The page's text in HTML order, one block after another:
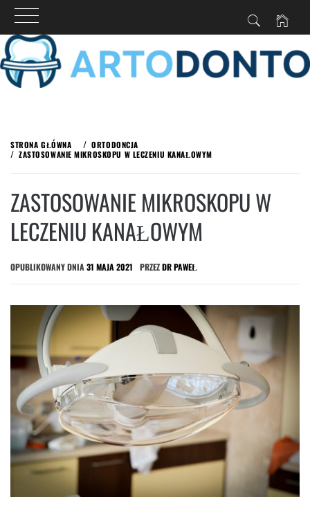
treści
STRONA GŁÓWNA
ORTODONCJA
ZASTOSOWANIE MIKROSKOPU W LECZENIU KANAŁOWYM
ZASTOSOWANIE MIKROSKOPU W
LECZENIU KANAŁOWYM
OPUBLIKOWANY DNIA 31 MAJA 2021 PRZEZDR PAWEŁ